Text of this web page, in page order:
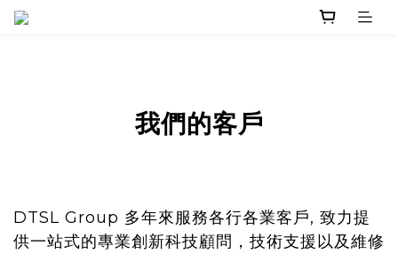
我們的客戶
DTSL Group 多年來服務各行各業客戶, 致力提
供一站式的專業創新科技顧問，技術支援以及維修